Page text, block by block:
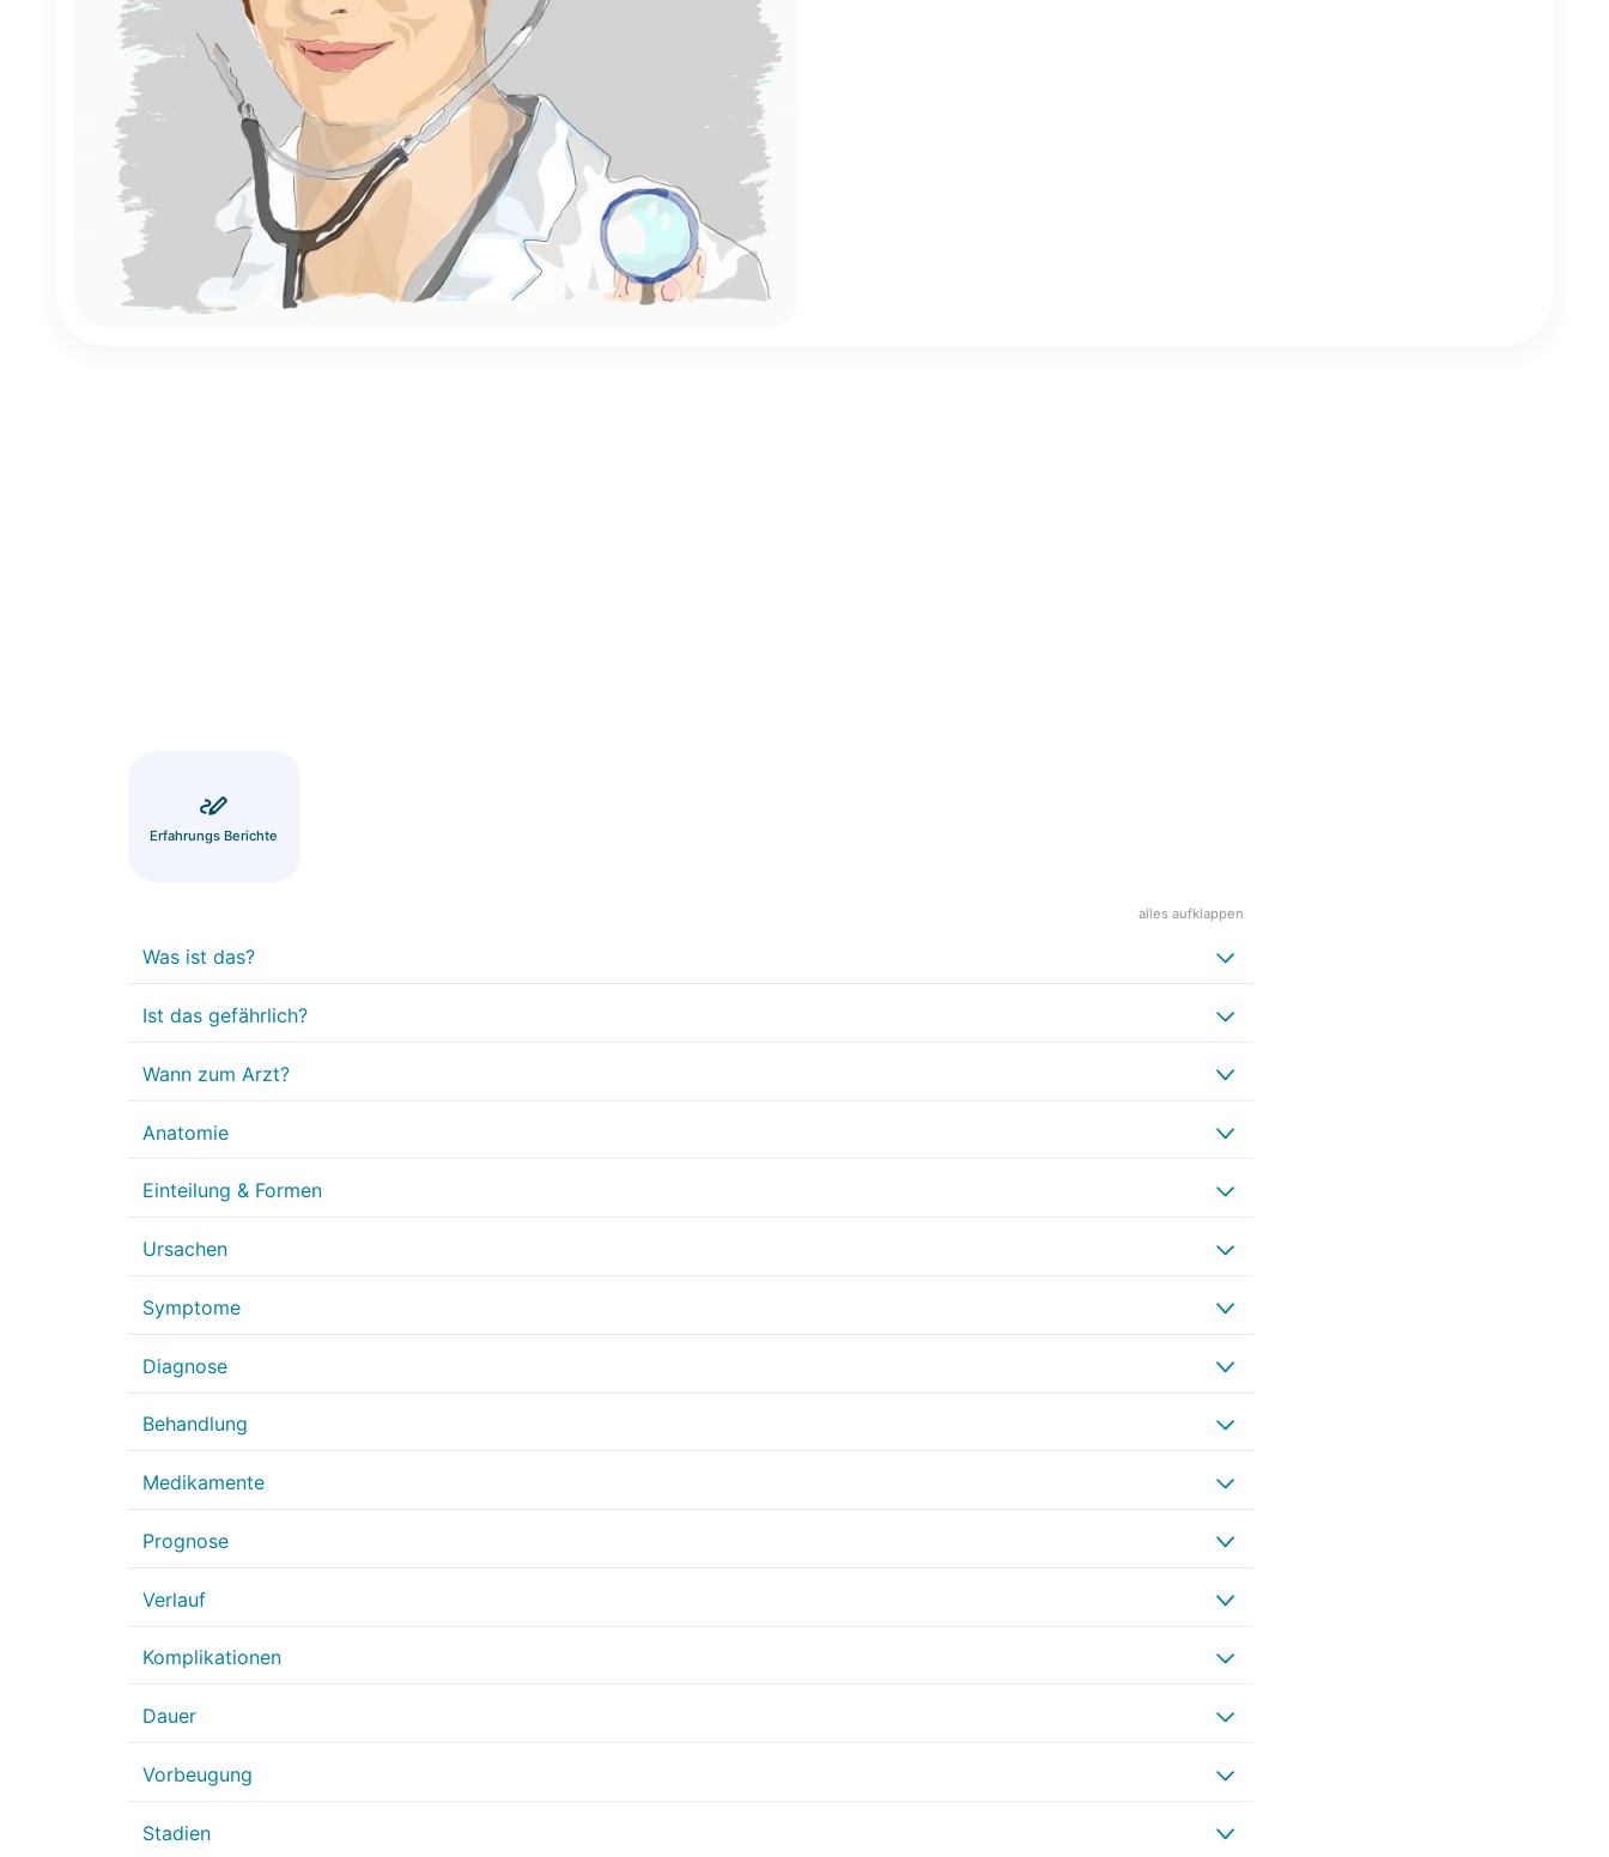
Erfahrungs Berichte
alles aufklappen
Was ist das?
Ist das gefährlich?
Wann zum Arzt?
Anatomie
Einteilung & Formen
Ursachen
Symptome
Diagnose
Behandlung
Medikamente
Prognose
Verlauf
Komplikationen
Dauer
Vorbeugung
Stadien